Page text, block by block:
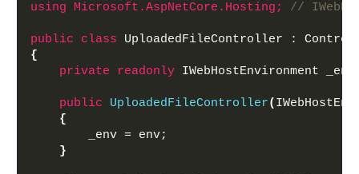
using Microsoft.AspNetCore.Hosting; //
public class UploadedFileController :
{
private
readonly IWebHostEnvironment
public UploadedFileController(
{
        _env = env;
}